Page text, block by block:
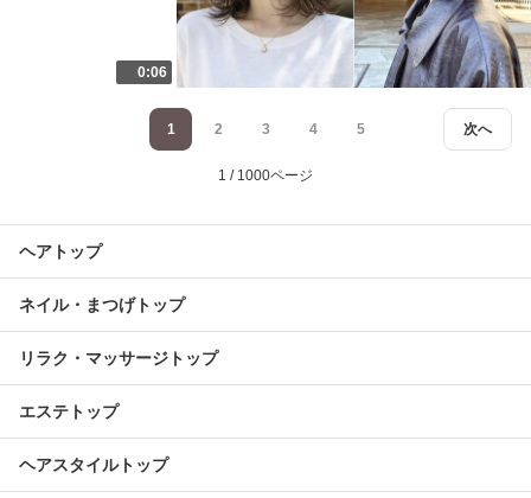
0:06
次へ
1 2 3 4 5
1 / 1000ページ
ヘアトップ
ネイル・まつげトップ
リラク・マッサージトップ
エステトップ
ヘアスタイルトップ